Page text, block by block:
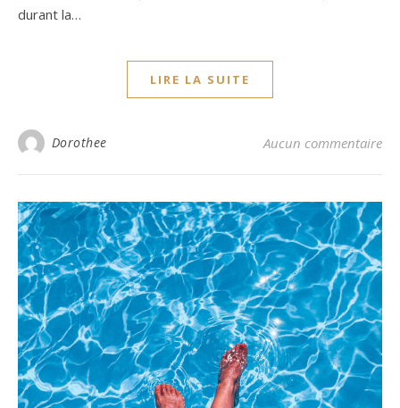
durant la…
LIRE LA SUITE
Dorothee Aucun commentaire